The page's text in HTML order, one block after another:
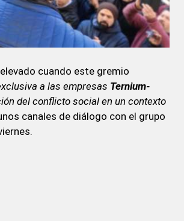
cuando este gremio
a las empresas Ternium-
del conflicto social en un contexto
canales de diálogo con el grupo